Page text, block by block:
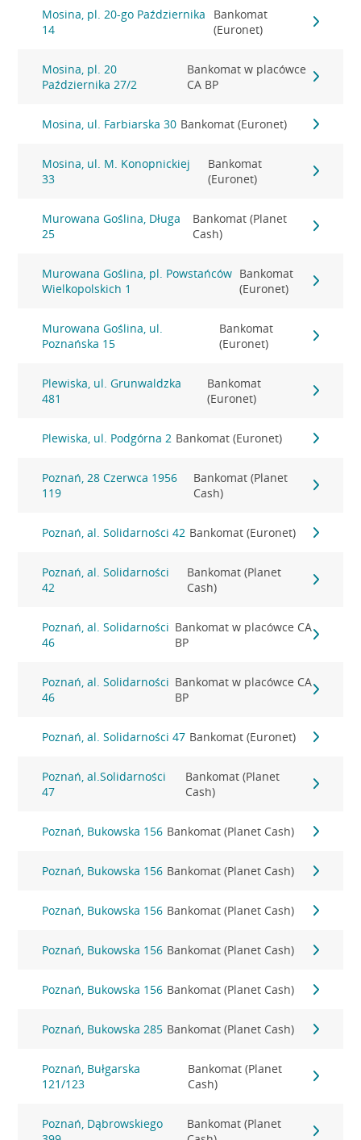
Mosina, pl. 20-go Października
14
Bankomat
(Euronet)
Mosina, pl. 20
Października 27/2
Bankomat w placówce
CA BP
Mosina, ul. Farbiarska 30 Bankomat (Euronet)
Mosina, ul. M. Konopnickiej
33
Bankomat
(Euronet)
Murowana Goślina, Długa
25
Bankomat (Planet
Cash)
Murowana Goślina, pl. Powstańców
Wielkopolskich 1
Bankomat
(Euronet)
Murowana Goślina, ul.
Poznańska 15
Bankomat
(Euronet)
Plewiska, ul. Grunwaldzka
481
Bankomat
(Euronet)
Plewiska, ul. Podgórna 2 Bankomat (Euronet)
Poznań, 28 Czerwca 1956
119
Bankomat (Planet
Cash)
Poznań, al. Solidarności 42 Bankomat (Euronet)
Poznań, al. Solidarności
42
Bankomat (Planet
Cash)
Poznań, al. Solidarności
46
Bankomat w placówce CA
BP
Poznań, al. Solidarności
46
Bankomat w placówce CA
BP
Poznań, al. Solidarności 47 Bankomat (Euronet)
Poznań, al.Solidarności
47
Bankomat (Planet
Cash)
Poznań, Bukowska 156 Bankomat (Planet Cash)
Poznań, Bukowska 156 Bankomat (Planet Cash)
Poznań, Bukowska 156 Bankomat (Planet Cash)
Poznań, Bukowska 156 Bankomat (Planet Cash)
Poznań, Bukowska 156 Bankomat (Planet Cash)
Poznań, Bukowska 285 Bankomat (Planet Cash)
Poznań, Bułgarska
121/123
Bankomat (Planet
Cash)
Poznań, Dąbrowskiego
Bankomat (Planet